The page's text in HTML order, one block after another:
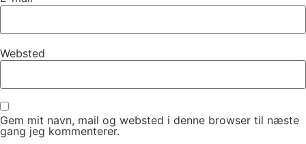
Websted
Gem mit navn, mail og websted i denne browser til næste
gang jeg kommenterer.